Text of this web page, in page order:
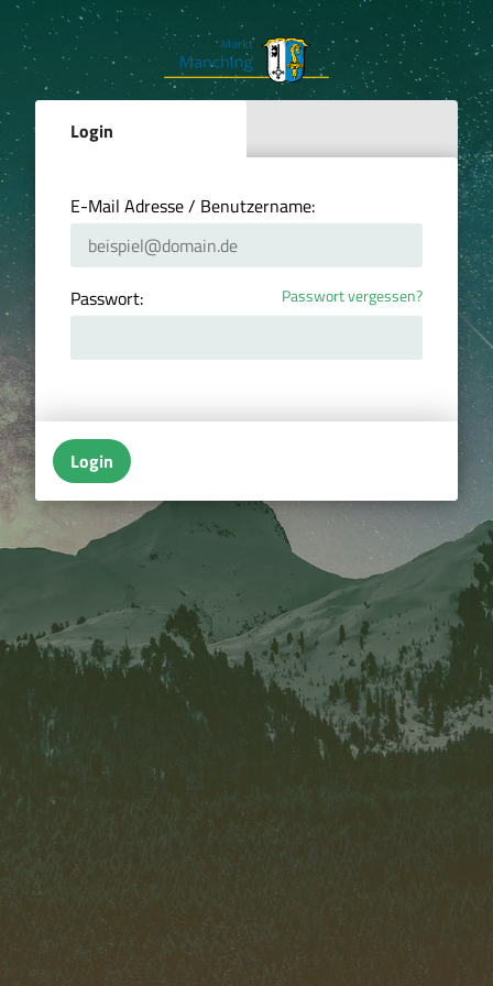
Login
E-Mail Adresse / Benutzername:
Passwort: Passwort vergessen?
Login